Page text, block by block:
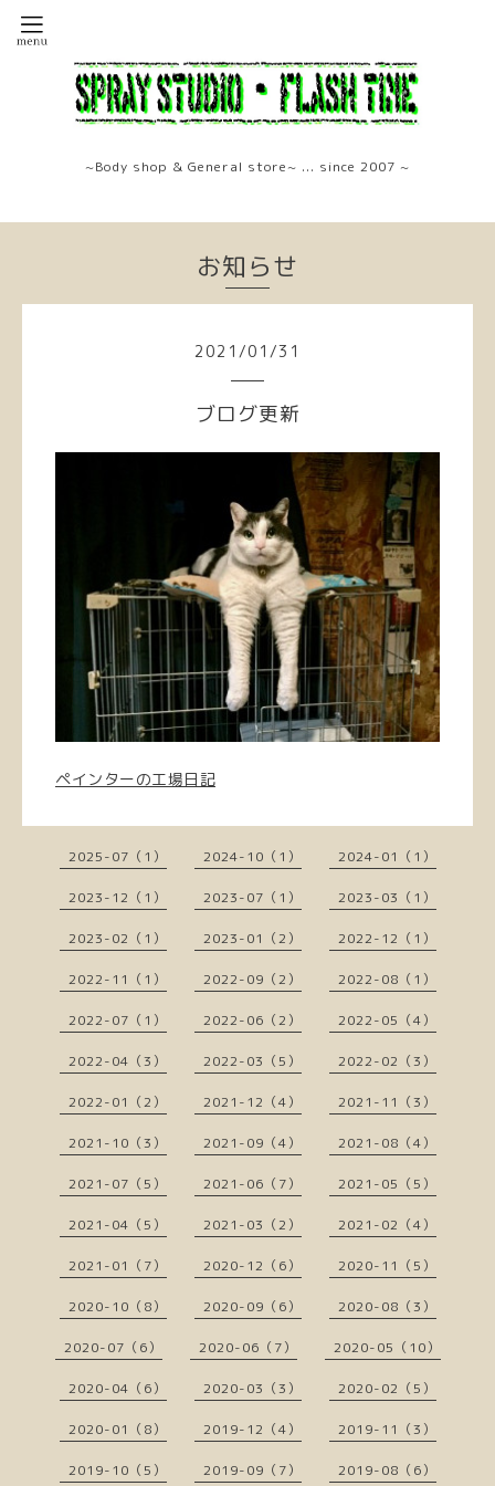
~Body shop & General store~ ... since 2007 ~
お知らせ
2021 /01 /31
ブログ更新
ペインターの工場日記
2025-07（1） 2024-10（1） 2024-01（1）
2023-12（1） 2023-07（1） 2023-03（1）
2023-02（1） 2023-01（2） 2022-12（1）
2022-11（1） 2022-09（2） 2022-08（1）
2022-07（1） 2022-06（2） 2022-05（4）
2022-04（3） 2022-03（5） 2022-02（3）
2022-01（2） 2021-12（4） 2021-11（3）
2021-10（3） 2021-09（4） 2021-08（4）
2021-07（5） 2021-06（7） 2021-05（5）
2021-04（5） 2021-03（2） 2021-02（4）
2021-01（7） 2020-12（6） 2020-11（5）
2020-10（8） 2020-09（6） 2020-08（3）
2020-07（6） 2020-06（7） 2020-05（10）
2020-04（6） 2020-03（3） 2020-02（5）
2020-01（8） 2019-12（4） 2019-11（3）
2019-10（5） 2019-09（7） 2019-08（6）